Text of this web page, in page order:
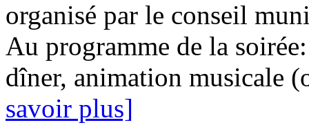
organisé par le conseil
Au programme de la
dîner, animation musicale
savoir plus]